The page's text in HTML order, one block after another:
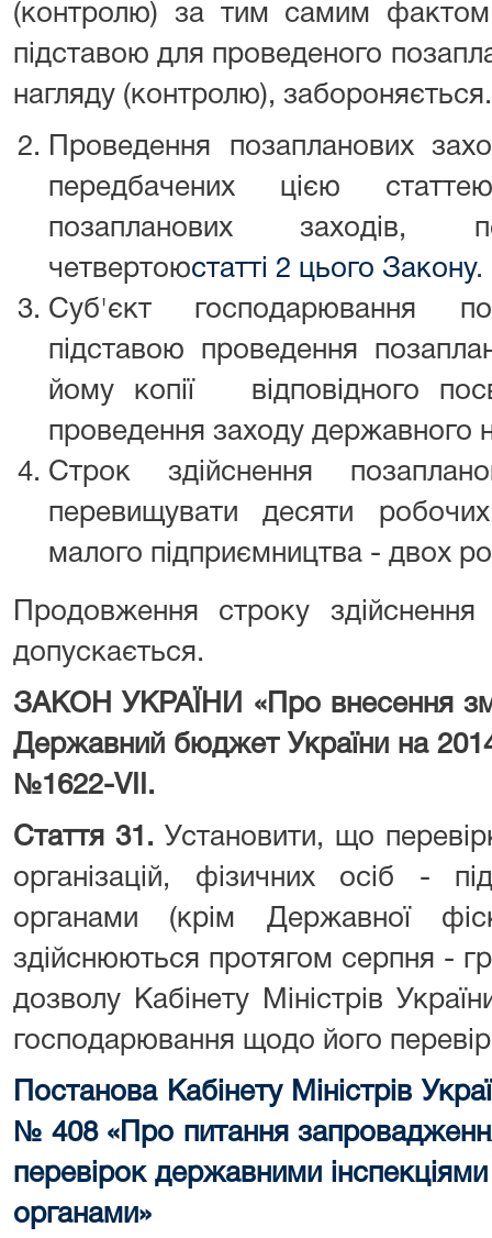
(контролю) за тим самим
підставою для проведеного
нагляду (контролю), забороняється.
Проведення позапланових
передбачених цією
позапланових заходів,
четвертоюстатті 2 цього Закону.
Суб'єкт господарювання
підставою проведення
йому копії відповідного
проведення заходу державного
Строк здійснення
перевищувати десяти
малого підприємництва - двох
Продовження строку
допускається.
ЗАКОН УКРАЇНИ «Про внесення
Державний бюджет України на
№1622-VII.
Стаття 31. Установити, що
організацій, фізичних осіб -
органами (крім Державної
здійснюються протягом серпня -
дозволу Кабінету Міністрів
господарювання щодо його
Постанова Кабінету Міністрів
№ 408 «Про питання
перевірок державними
органами»